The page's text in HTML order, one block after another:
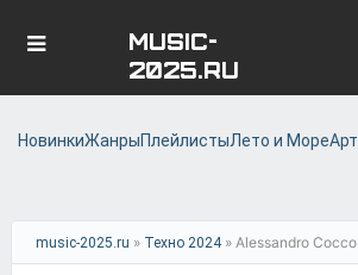
MUSIC-
2025.RU
НовинкиЖанрыПлейлистыЛето и Море
music-2025.ru » Техно 2024» Alessandro Cocco